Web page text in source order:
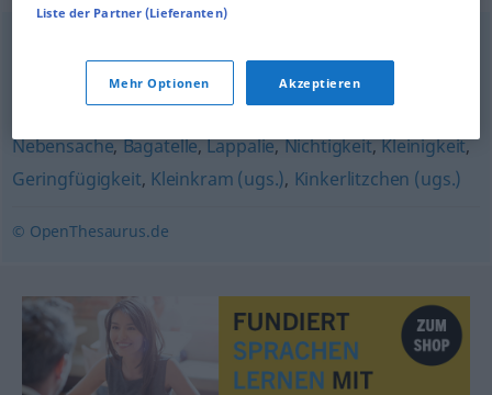
(unwichtige) Begleiterscheinung,Nebensache,
Randerscheinung
Nebensache,Bagatelle,Lappalie,Nichtigkeit,Kleinigkeit,
Geringfügigkeit, Kleinkram (ugs.), Kinkerlitzchen (ugs.)
© OpenThesaurus.de
Liste der Partner (Lieferanten)
Mehr Optionen Akzeptieren